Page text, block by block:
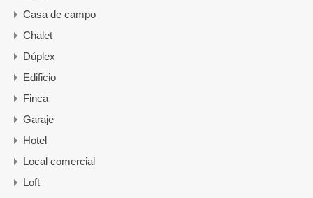
Casa de campo
Chalet
Dúplex
Edificio
Finca
Garaje
Hotel
Local comercial
Loft